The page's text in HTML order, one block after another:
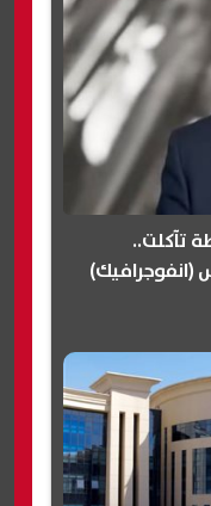
تآكلت..
(انفوجرافيك)